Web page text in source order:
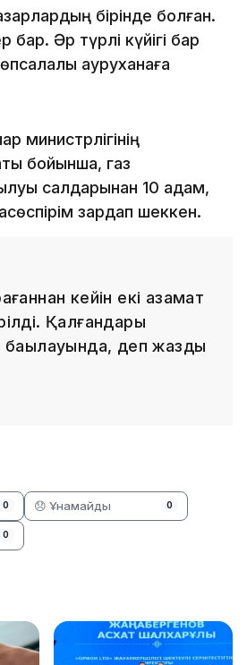
бірінде болған.
Әр түрлі күйігі бар
ауруханаға
министрлігінің
бойынша, газ
салдарынан 10 адам,
зардап шеккен.
кейін екі азамат
Қалғандары
бақылауында, деп жазды
0 😞 Ұнамайды 0
0